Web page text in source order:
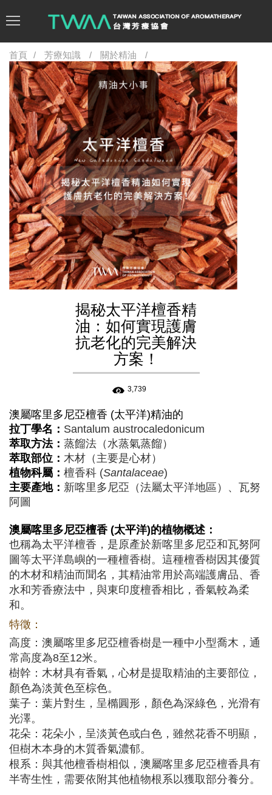
首頁 芳療知識 關於精油
揭秘太平洋檀香精
油：如何實現護膚
抗老化的完美解決
方案！
3,739
澳屬喀里多尼亞檀香 (太平洋)精油的
拉丁學名： Santalum austrocaledonicum
萃取方法： 蒸餾法（水蒸氣蒸餾）
萃取部位： 木材（主要是心材）
植物科屬： 檀香科 (Santalaceae)
主要產地： 新喀里多尼亞（法屬太平洋地區）、瓦努
阿圖
澳屬喀里多尼亞檀香 (太平洋)的植物概述：
也稱為太平洋檀香，是原產於新喀里多尼亞和瓦努阿
圖等太平洋島嶼的一種檀香樹。這種檀香樹因其優質
的木材和精油而聞名，其精油常用於高端護膚品、香
水和芳香療法中，與東印度檀香相比，香氣較為柔
和。
特徵：
高度：澳屬喀里多尼亞檀香樹是一種中小型喬木，通
常高度為8至12米。
樹幹：木材具有香氣，心材是提取精油的主要部位，
顏色為淡黃色至棕色。
葉子：葉片對生，呈橢圓形，顏色為深綠色，光滑有
光澤。
花朵：花朵小，呈淡黃色或白色，雖然花香不明顯，
但樹木本身的木質香氣濃郁。
根系：與其他檀香樹相似，澳屬喀里多尼亞檀香具有
半寄生性，需要依附其他植物根系以獲取部分養分。